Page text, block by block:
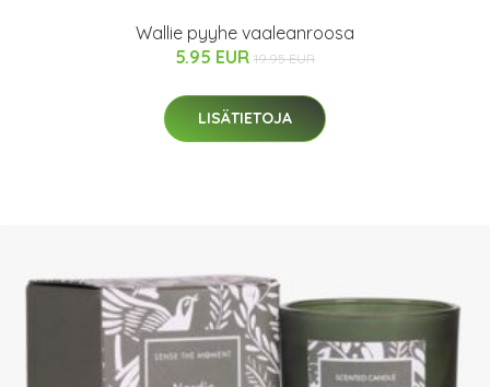
Wallie pyyhe vaaleanroosa
5.95 EUR 19.95 EUR
LISÄTIETOJA